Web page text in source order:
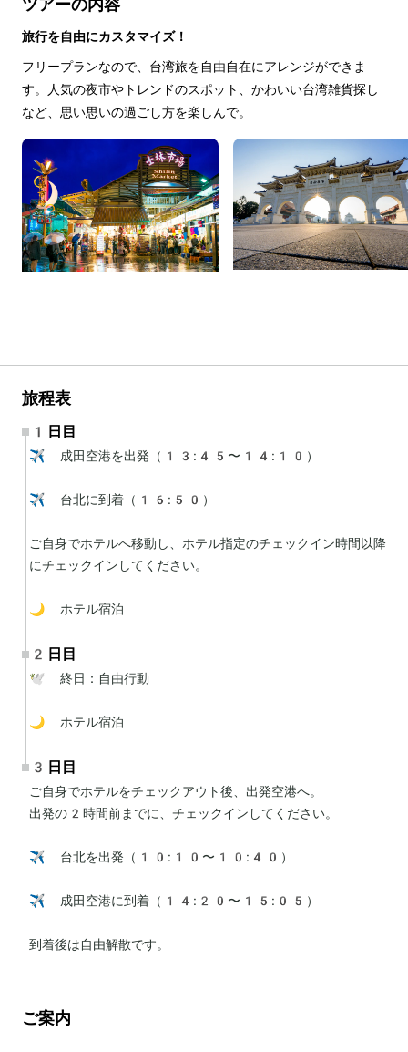
旅行を自由にカスタマイズ！
フリープランなので、台湾旅を自由自在にアレンジができま
す。人気の夜市やトレンドのスポット、かわいい台湾雑貨探し
など、思い思いの過ごし方を楽しんで。
旅程表
1日目
✈️ 成田空港を出発（13:45〜14:10）
✈️ 台北に到着（16:50）
ご自身でホテルへ移動し、ホテル指定のチェックイン時間以降
にチェックインしてください。
🌙 ホテル宿泊
2日目
🕊 終日：自由行動
🌙 ホテル宿泊
3日目
ご自身でホテルをチェックアウト後、出発空港へ。
出発の2時間前までに、チェックインしてください。
✈️ 台北を出発（10:10〜10:40）
✈️ 成田空港に到着（14:20〜15:05）
到着後は自由解散です。
ご案内